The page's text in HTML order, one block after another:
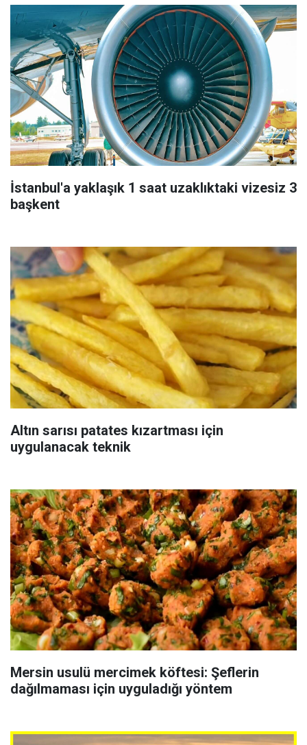
İstanbul'a yaklaşık 1 saat uzaklıktaki vizesiz 3
başkent
Altın sarısı patates kızartması için
uygulanacak teknik
Mersin usulü mercimek köftesi: Şeflerin
dağılmaması için uyguladığı yöntem